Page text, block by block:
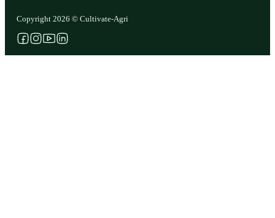
Copyright 2026 © Cultivate-Agri
Síganos en Facebook
Síganos en Instagram
Síganos en YouTube
Síganos en X